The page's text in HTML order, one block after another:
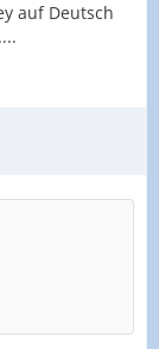
auf Deutsch